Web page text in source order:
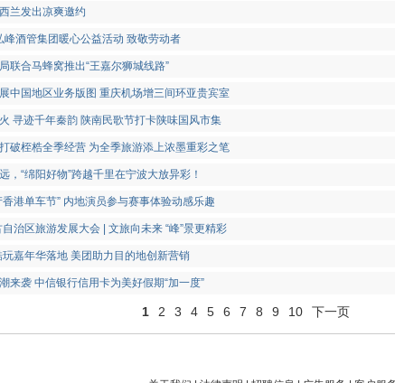
兰发出凉爽邀约
峰酒管集团暖心公益活动 致敬劳动者
联合马蜂窝推出“王嘉尔狮城线路”
中国地区业务版图 重庆机场增三间环亚贵宾室
寻迹千年秦韵 陕南民歌节打卡陕味国风市集
破桎梏全季经营 为全季旅游添上浓墨重彩之笔
，“绵阳好物”跨越千里在宁波大放异彩！
香港单车节” 内地演员参与赛事体验动感乐趣
治区旅游发展大会 | 文旅向未来 “峰”景更精彩
嘉年华落地 美团助力目的地创新营销
来袭 中信银行信用卡为美好假期“加一度”
1 2 3 4 5 6 7 8 9 10 下一页